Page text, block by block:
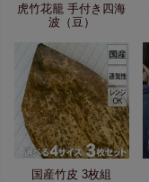
虎竹花籠 手付き四海
波（豆）
国産竹皮 3枚組